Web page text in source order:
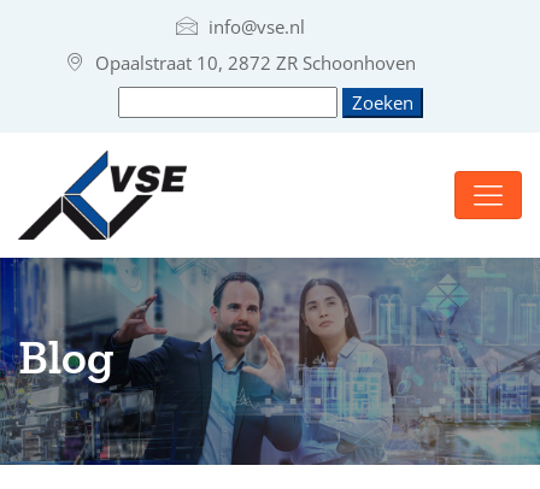
info@vse.nl
Opaalstraat 10, 2872 ZR Schoonhoven
Blog